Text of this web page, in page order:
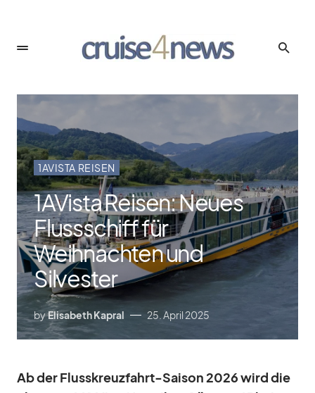
1AVISTA REISEN
1AVista Reisen: Neues
Flussschiff für
Weihnachten und
Silvester
byElisabeth Kapral 25. April 2025
Ab der Fluss­kreuz­fahrt-Sai­son 2026 wird die